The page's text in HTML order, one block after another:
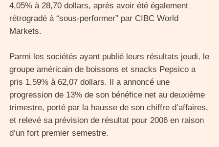
4,05% à 28,70 dollars, après avoir été également
rétrogradé à “sous-performer” par CIBC World
Markets.
Parmi les sociétés ayant publié leurs résultats jeudi, le
groupe américain de boissons et snacks Pepsico a
pris 1,59% à 62,07 dollars. Il a annoncé une
progression de 13% de son bénéfice net au deuxième
trimestre, porté par la hausse de son chiffre d’affaires,
et relevé sa prévision de résultat pour 2006 en raison
d’un fort premier semestre.